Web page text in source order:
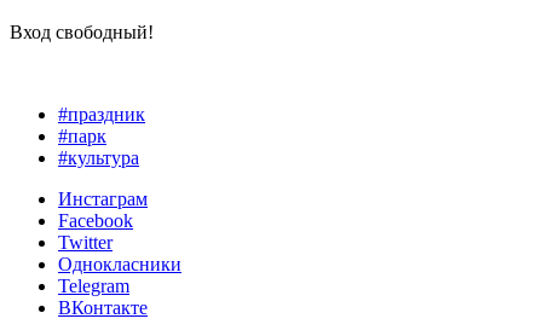
Вход свободный!
#праздник
#парк
#культура
Инстаграм
Facebook
Twitter
Однокласники
Telegram
ВКонтакте